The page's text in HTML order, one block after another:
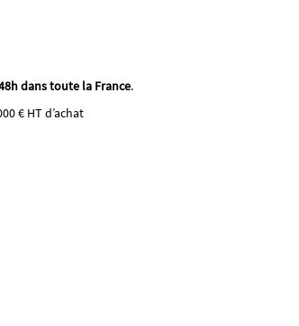
dans toute la France.
€ HT d’achat